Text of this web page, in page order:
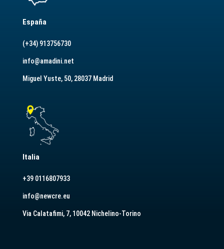
España
(+34) 913756730
info@amadini.net
Miguel Yuste, 50, 28037 Madrid
Italia
+39 0116807933
info@newcre.eu
Via Calatafimi, 7, 10042 Nichelino-Torino